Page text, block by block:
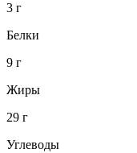
3 г
Белки
9 г
Жиры
29 г
Углеводы